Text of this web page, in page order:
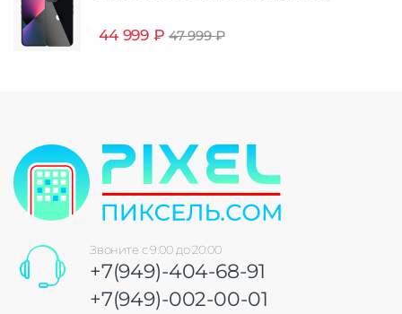
44 999 ₽ 47 999₽
Звоните с 9:00 до 20:00
+7(949)-404-68-91
+7(949)-002-00-01